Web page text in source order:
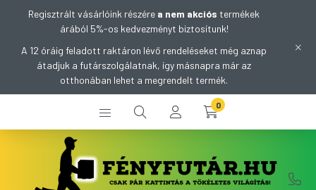
Regisztrált vásárlóink részére a nem akciós termékek
árából 5%-os kedvezményt biztosítunk!
A 12 óráig feladott raktáron lévő rendeléseket még aznap
átadjuk a futárszolgálatnak, így másnapra már az
otthonában lehet a megrendelt termék.
0